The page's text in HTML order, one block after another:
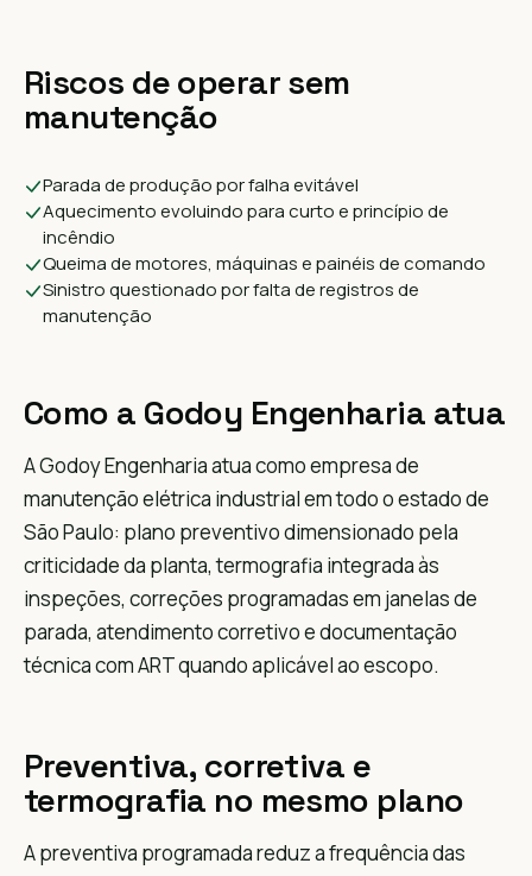
Riscos de operar sem
manutenção
Parada de produção por falha evitável
Aquecimento evoluindo para curto e princípio de
incêndio
Queima de motores, máquinas e painéis de comando
Sinistro questionado por falta de registros de
manutenção
Como a Godoy Engenharia atua
A Godoy Engenharia atua como empresa de
manutenção elétrica industrial em todo o estado de
São Paulo: plano preventivo dimensionado pela
criticidade da planta, termografia integrada às
inspeções, correções programadas em janelas de
parada, atendimento corretivo e documentação
técnica com ART quando aplicável ao escopo.
Preventiva, corretiva e
termografia no mesmo plano
A preventiva programada reduz a frequência das